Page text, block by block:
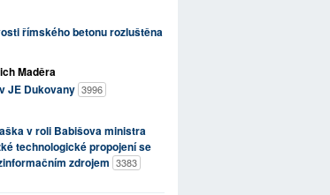
římského betonu rozluštěna
Maděra
JE Dukovany 3996
v roli Babišova ministra
technologické propojení se
zdrojem 3383